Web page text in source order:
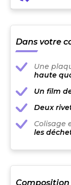
Dans votre
Une
haute
Un film
Deux
Colisage
les